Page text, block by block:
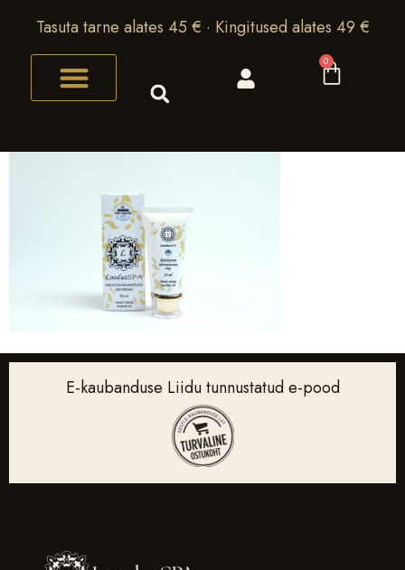
Tasuta tarne alates 45 € · Kingitused alates 49 €
0
E-kaubanduse Liidu tunnustatud e-pood